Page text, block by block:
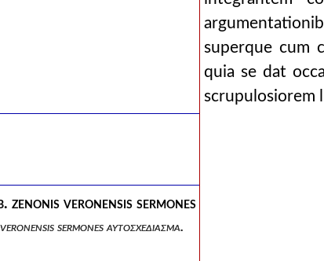
veronensis sermones αυτοσχεδιασμα.
sermones αυτοσχεδιασμα.
superque cum
quia se dat
scrupulosiorem